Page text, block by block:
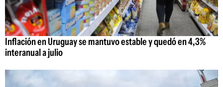
Inflación en Uruguay se mantuvo estable y quedó en 4,3%
interanual a julio